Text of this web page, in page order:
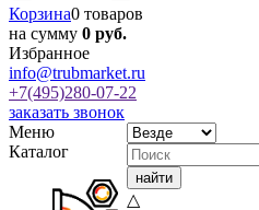
Корзина0 товаров
на сумму 0 руб.
Избранное
info@trubmarket.ru
+7(495)280-07-22
заказать звонок
Меню
Каталог
△